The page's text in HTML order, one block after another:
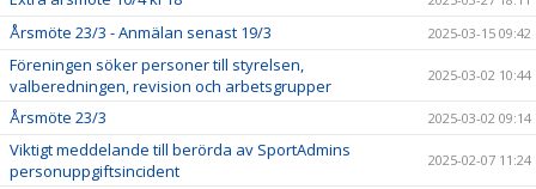
Årsmöte 23/3 - Anmälan senast 19/3 2025-03-15 09:42
Föreningen söker personer till styrelsen,
valberedningen, revision och arbetsgrupper
2025-03-02 10:44
Årsmöte 23/3 2025-03-02 09:14
Viktigt meddelande till berörda av SportAdmins
personuppgiftsincident
2025-02-07 11:24